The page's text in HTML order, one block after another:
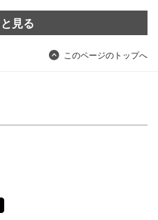
見る
このページのトップへ